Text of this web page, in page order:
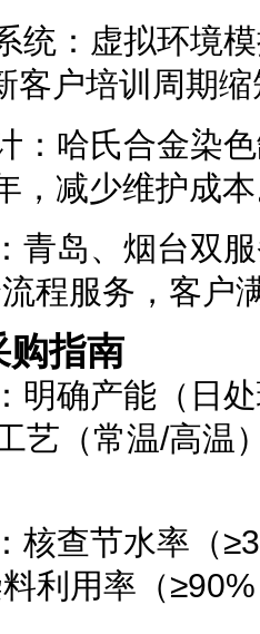
统：虚拟环境
客户培训周期
：哈氏合金染
，减少维护成
青岛、烟台双
程服务，客户
购指南
明确产能（日
艺（常温/高温
核查节水率（
料利用率（